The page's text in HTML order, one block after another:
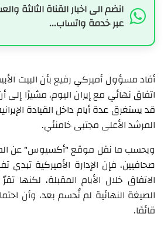
انضم الى اخبار القناة الثالثة
عبر خدمة واتساب...
أفاد مسؤول أميركي رفيع بأن البيت
اتفاق نهائي مع إيران اليوم، مشيرًا إلى
قد يستغرق عدة أيام داخل القيادة
المرشد الأعلى مجتبى خامنئي.
وبحسب ما نقل موقع "أكسيوس" عن
صحافيين، فإن الإدارة الأميركية تبدي
الاتفاق خلال الأيام المقبلة،
الصيغة النهائية لم تُحسم بعد، وأن
قائمًا.